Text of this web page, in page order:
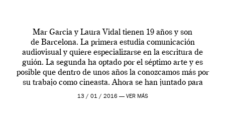
Mar Garcia y Laura Vidal tienen 19 años y son
de Barcelona. La primera estudia comunicación
audiovisual y quiere especializarse en la escritura de
guión. La segunda ha optado por el séptimo arte y es
posible que dentro de unos años la conozcamos más por
su trabajo como cineasta. Ahora se han juntado para
contarnos una […]
13 / 01 / 2016 — VER MÁS